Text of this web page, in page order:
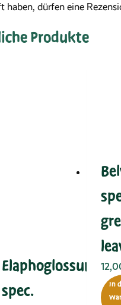
haben, dürfen eine
Produkte
Elaphoglossum
spec.
In